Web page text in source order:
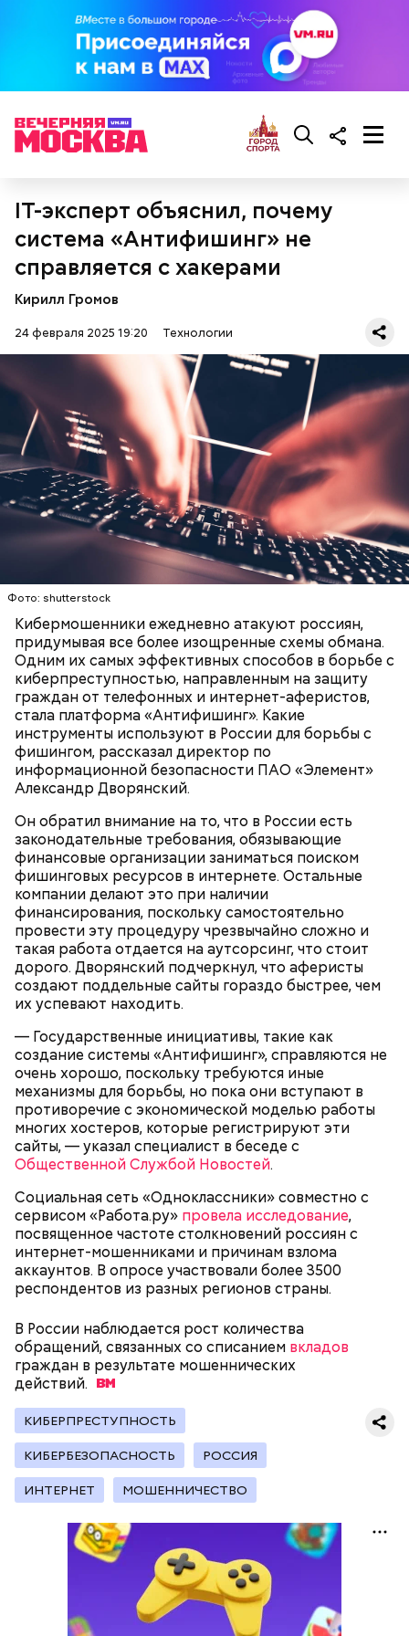
IT-эксперт объяснил, почему
система «Антифишинг» не
справляется с хакерами
Кирилл Громов
24 февраля 2025 19:20 Технологии
Фото: shutterstock
Кибермошенники ежедневно атакуют россиян,
придумывая все более изощренные схемы обмана.
Одним их самых эффективных способов в борьбе с
киберпреступностью, направленным на защиту
граждан от телефонных и интернет-аферистов,
стала платформа «Антифишинг». Какие
инструменты используют в России для борьбы с
фишингом, рассказал директор по
информационной безопасности ПАО «Элемент»
Александр Дворянский.
Он обратил внимание на то, что в России есть
законодательные требования, обязывающие
финансовые организации заниматься поиском
фишинговых ресурсов в интернете. Остальные
компании делают это при наличии
финансирования, поскольку самостоятельно
провести эту процедуру чрезвычайно сложно и
такая работа отдается на аутсорсинг, что стоит
дорого. Дворянский подчеркнул, что аферисты
создают поддельные сайты гораздо быстрее, чем
их успевают находить.
— Государственные инициативы, такие как
создание системы «Антифишинг», справляются не
очень хорошо, поскольку требуются иные
механизмы для борьбы, но пока они вступают в
противоречие с экономической моделью работы
многих хостеров, которые регистрируют эти
сайты, — указал специалист в беседе с
Общественной Службой Новостей.
Социальная сеть «Одноклассники» совместно с
сервисом «Работа.ру» провела исследование,
посвященное частоте столкновений россиян с
интернет-мошенниками и причинам взлома
аккаунтов. В опросе участвовали более 3500
респондентов из разных регионов страны.
В России наблюдается рост количества
обращений, связанных со списанием вкладов
граждан в результате мошеннических
действий.
КИБЕРПРЕСТУПНОСТЬ
КИБЕРБЕЗОПАСНОСТЬ РОССИЯ
ИНТЕРНЕТ МОШЕННИЧЕСТВО
Психиатр отметил, что некоторые подростки
находятся в особенной группе риска, так как более
подвержены негативному воздействию
искусственного интеллекта на их психику и
эмоциональное состояние, и это может
— В группе риска находятся подростки, которые
уже имеют тяжелые психические расстройства,
например депрессивные и тревожные. А также те
акцентуации характера, предполагающие
большую эмоциональную нестабильность. И те,
кто находятся под влиянием стресса и серьезных
семейных проблем, — объяснил Вилков.
Согласно статистике, каждые 45 секунд в мире
совершается самоубийство. И мужская смертность
от суицида в среднем вдвое превышает женскую.
Как распознать склонных к самоубийствулюдей и
помочь им, «ВМ» узнала у специалистов.